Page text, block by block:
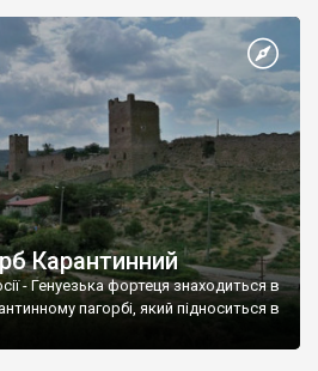
Карантинний
- Генуезька фортеця знаходиться в
пагорбі, який підноситься в